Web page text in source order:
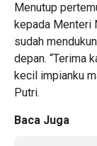
Menutup
kepada Menteri
sudah
depan. “Terima
kecil impianku
Putri.
Baca Juga